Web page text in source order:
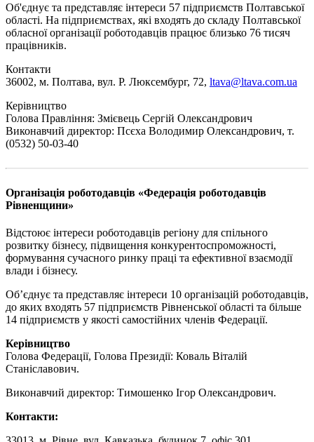
Об'єднує та представляє інтереси 57 підприємств Полтавської
області. На підприємствах, які входять до складу Полтавської
обласної організації роботодавців працює близько 76 тисяч
працівників.
Контакти
36002, м. Полтава, вул. Р. Люксембург, 72, ltava@ltava.com.ua
Керівництво
Голова Правління: Змієвець Сергій Олександрович
Виконавчий директор: Псєха Володимир Олександрович, т.
(0532) 50-03-40
Організація роботодавців «Федерація роботодавців
Рівненщини»
Відстоює інтереси роботодавців регіону для спільного
розвитку бізнесу, підвищення конкурентоспроможності,
формування сучасного ринку праці та ефективної взаємодії
влади і бізнесу.
Об’єднує та представляє інтереси 10 організацій роботодавців,
до яких входять 57 підприємств Рівненської області та більше
14 підприємств у якості самостійних членів Федерації.
Керівництво
Голова Федерації, Голова Президії: Коваль Віталій
Станіславович.
Виконавчий директор: Тимошенко Ігор Олександрович.
Контакти: